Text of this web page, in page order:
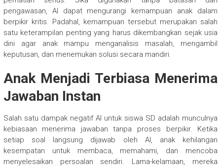
pengawasan, AI dapat mengurangi kemampuan anak dalam
berpikir kritis. Padahal, kemampuan tersebut merupakan salah
satu keterampilan penting yang harus dikembangkan sejak usia
dini agar anak mampu menganalisis masalah, mengambil
keputusan, dan menemukan solusi secara mandiri.
Anak Menjadi Terbiasa Menerima
Jawaban Instan
Salah satu dampak negatif AI untuk siswa SD adalah munculnya
kebiasaan menerima jawaban tanpa proses berpikir. Ketika
setiap soal langsung dijawab oleh AI, anak kehilangan
kesempatan untuk membaca, memahami, dan mencoba
menyelesaikan persoalan sendiri. Lama-kelamaan, mereka